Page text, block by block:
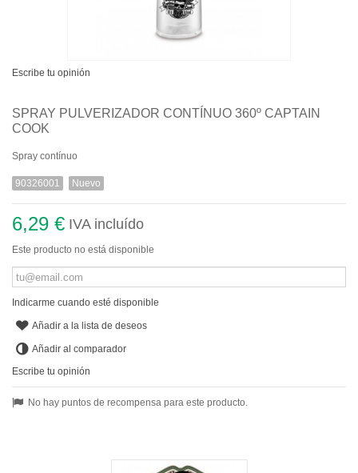
Escribe tu opinión
SPRAY PULVERIZADOR CONTÍNUO 360º CAPTAIN
COOK
Spray contínuo
90326001 Nuevo
6,29 € IVA incluído
Este producto no está disponible
Indicarme cuando esté disponible
Añadir a la lista de deseos
Añadir al comparador
Escribe tu opinión
No hay puntos de recompensa para este producto.